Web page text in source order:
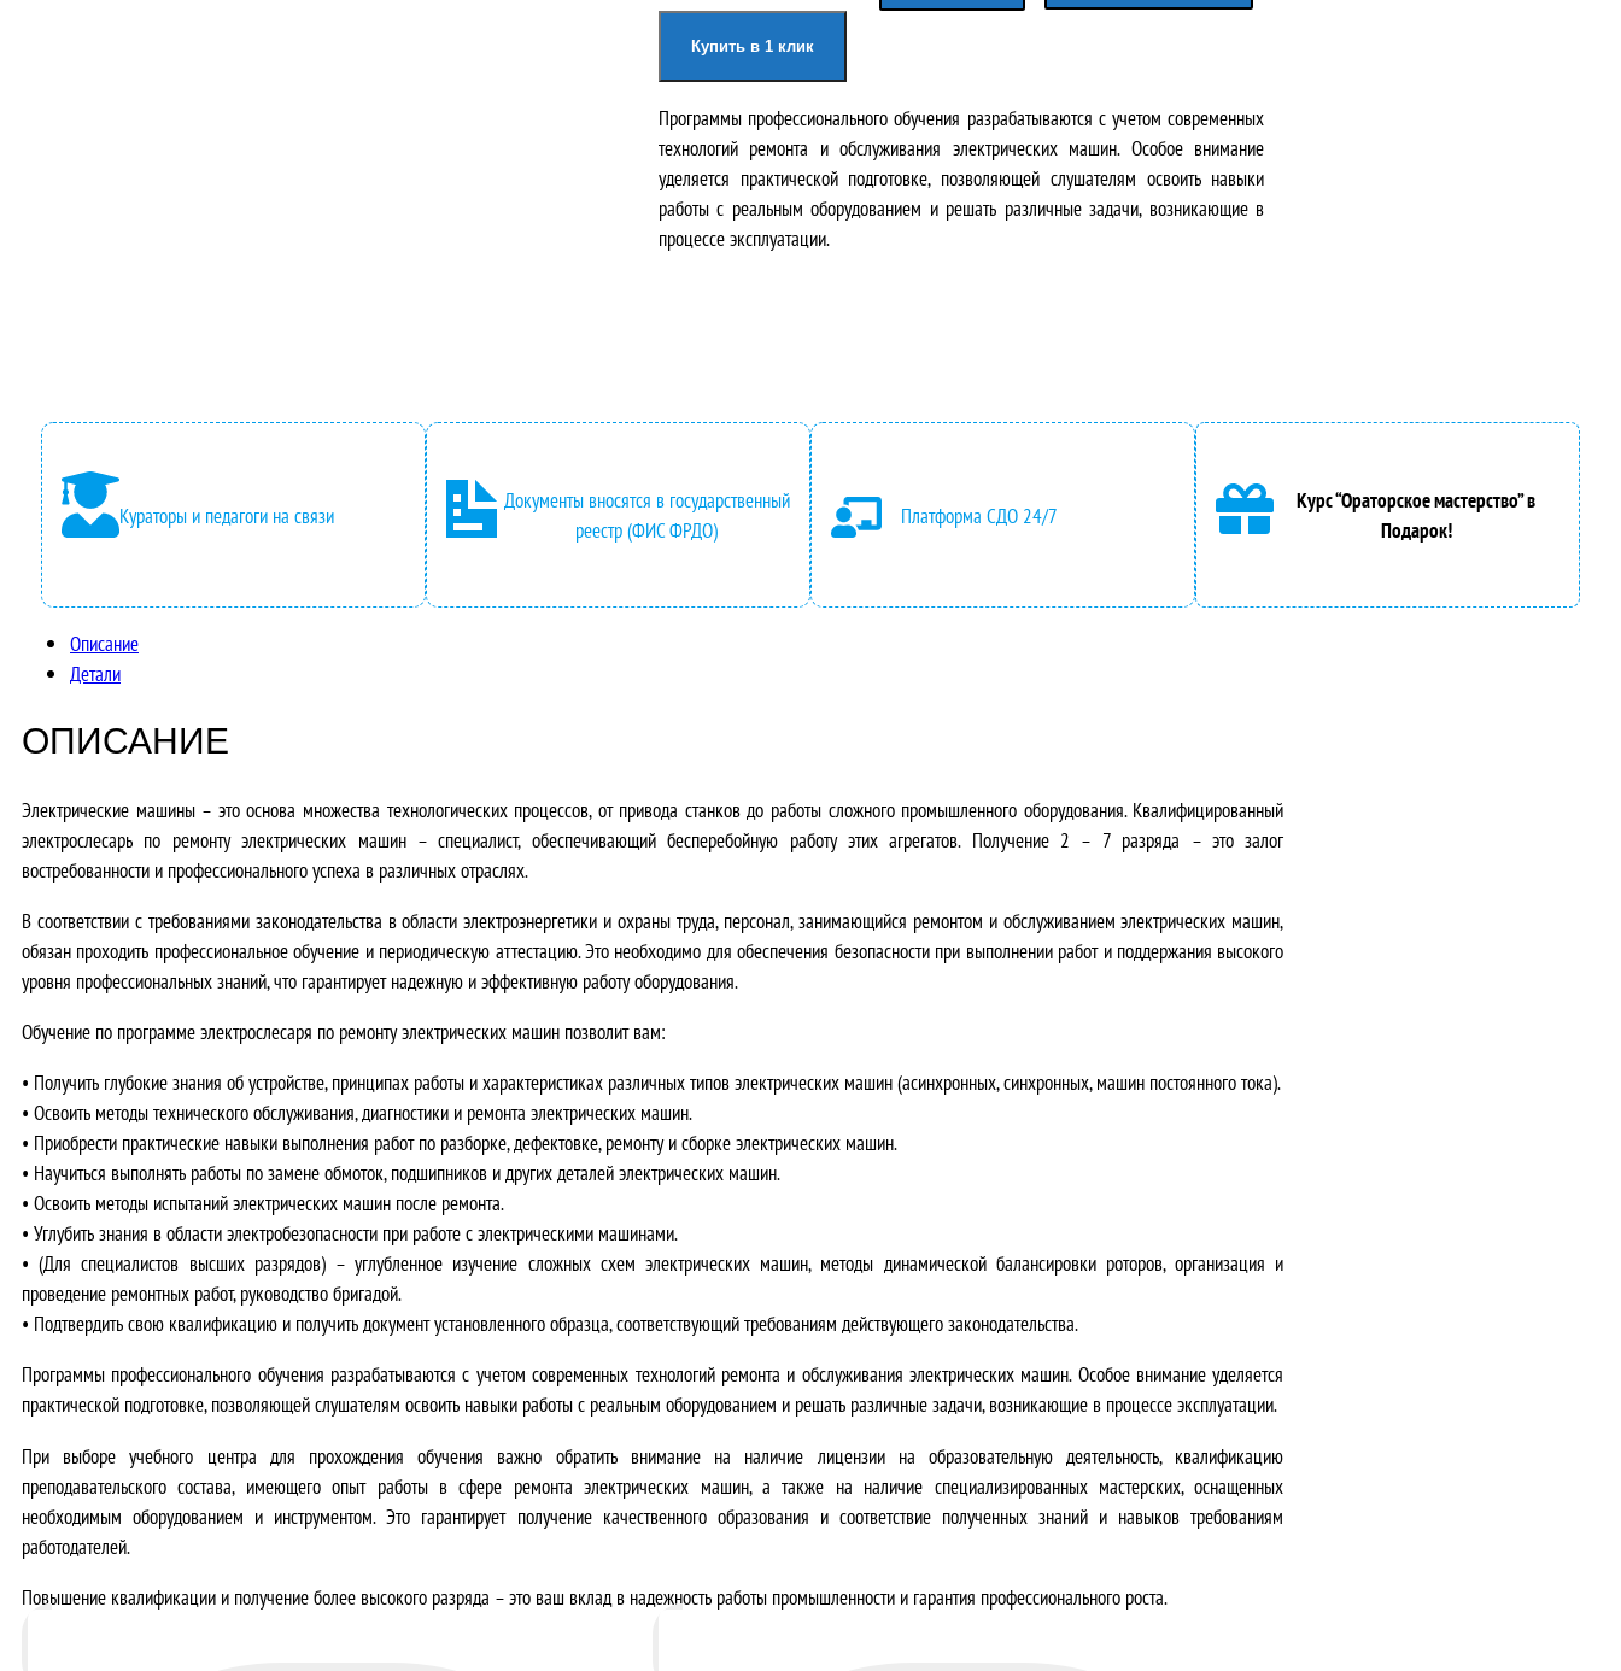
Купить в 1 клик
Программы профессионального обучения разрабатываются с учетом современных
технологий ремонта и обслуживания электрических машин. Особое внимание
уделяется практической подготовке, позволяющей слушателям освоить навыки
работы с реальным оборудованием и решать различные задачи, возникающие в
процессе эксплуатации.
Кураторы и педагоги на связи
Документы вносятся в государственный
реестр (ФИС ФРДО)
Платформа СДО 24/7
Курс “Ораторское мастерство” в
Подарок!
Описание
Детали
ОПИСАНИЕ
Электрические машины – это основа множества технологических процессов, от привода станков до работы сложного промышленного оборудования. Квалифицированный
электрослесарь по ремонту электрических машин – специалист, обеспечивающий бесперебойную работу этих агрегатов. Получение 2 – 7 разряда – это залог
востребованности и профессионального успеха в различных отраслях.
В соответствии с требованиями законодательства в области электроэнергетики и охраны труда, персонал, занимающийся ремонтом и обслуживанием электрических машин,
обязан проходить профессиональное обучение и периодическую аттестацию. Это необходимо для обеспечения безопасности при выполнении работ и поддержания высокого
уровня профессиональных знаний, что гарантирует надежную и эффективную работу оборудования.
Обучение по программе электрослесаря по ремонту электрических машин позволит вам:
• Получить глубокие знания об устройстве, принципах работы и характеристиках различных типов электрических машин (асинхронных, синхронных, машин постоянного тока).
• Освоить методытехнического обслуживания, диагностики и ремонта электрических машин.
• Приобрести практические навыки выполнения работ по разборке, дефектовке, ремонту и сборке электрических машин.
• Научиться выполнять работы по замене обмоток, подшипников и других деталей электрических машин.
• Освоить методы испытаний электрических машин после ремонта.
• Углубить знания в области электробезопасности при работе с электрическими машинами.
•(Для специалистов высших разрядов)– углубленное изучение сложных схем электрических машин, методы динамической балансировки роторов, организация и
проведение ремонтных работ, руководство бригадой.
• Подтвердить свою квалификацию и получить документ установленного образца, соответствующий требованиям действующего законодательства.
Программы профессионального обучения разрабатываются с учетом современных технологий ремонта и обслуживания электрических машин. Особое внимание уделяется
практической подготовке, позволяющей слушателям освоить навыки работы с реальным оборудованием и решать различные задачи, возникающие в процессе эксплуатации.
При выборе учебного центра для прохождения обучения важно обратить внимание на наличие лицензии на образовательную деятельность, квалификацию
преподавательского состава, имеющего опыт работы в сфере ремонта электрических машин, а также на наличие специализированных мастерских, оснащенных
необходимым оборудованием и инструментом. Это гарантирует получение качественного образования и соответствие полученных знаний и навыков требованиям
работодателей.
Повышение квалификации и получение более высокого разряда – это ваш вклад в надежность работы промышленности и гарантия профессионального роста.